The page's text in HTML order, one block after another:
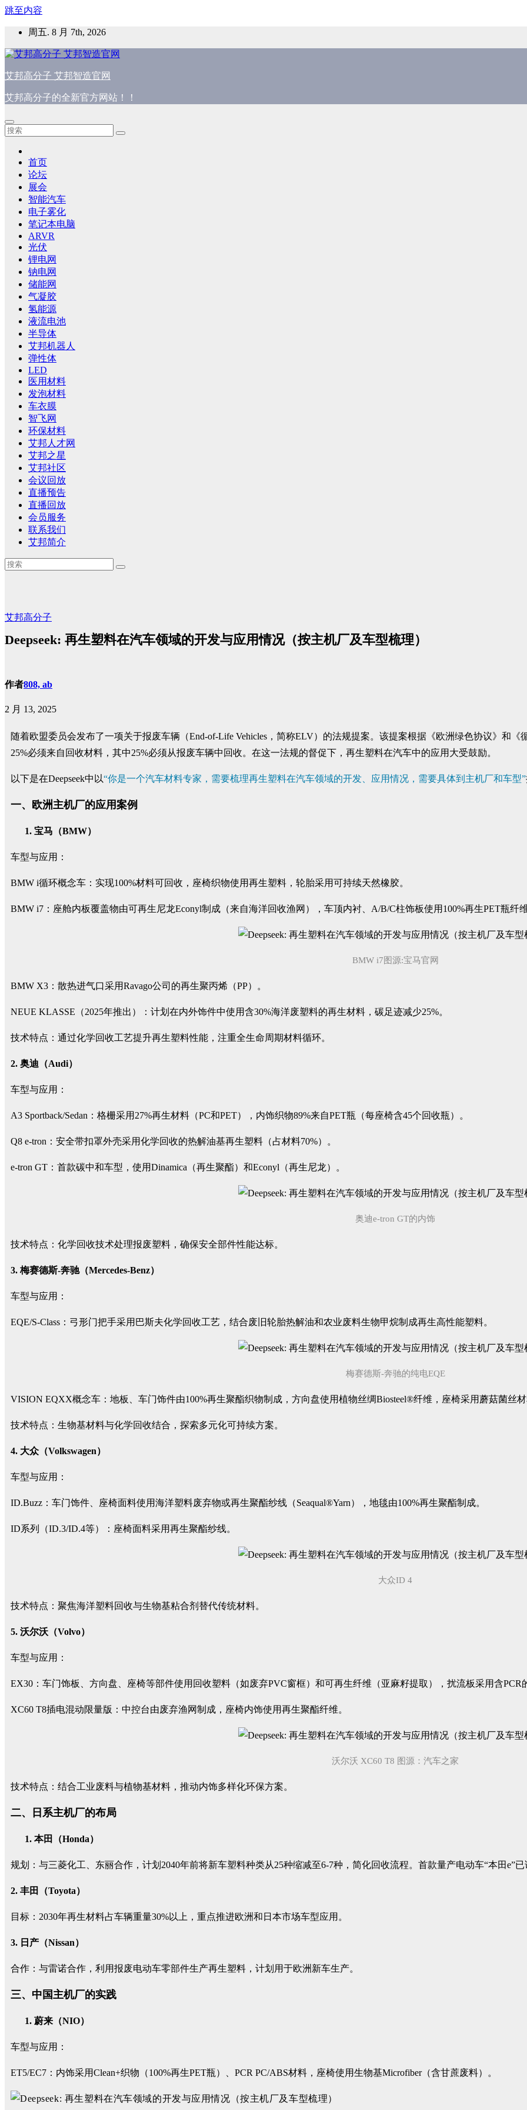
跳至内容
周五. 8 月 7th, 2026
艾邦高分子 艾邦智造官网
艾邦高分子的全新官方网站！！
首页
论坛
展会
智能汽车
电子雾化
笔记本电脑
ARVR
光伏
锂电网
钠电网
储能网
气凝胶
氢能源
液流电池
半导体
艾邦机器人
弹性体
LED
医用材料
发泡材料
车衣膜
智飞网
环保材料
艾邦人才网
艾邦之星
艾邦社区
会议回放
直播预告
直播回放
会员服务
联系我们
艾邦简介
艾邦高分子
Deepseek: 再生塑料在汽车领域的开发与应用情况（按主机厂及车型梳理）
作者808, ab
2 月 13, 2025
随着欧盟委员会发布了一项关于报废车辆（End-of-Life Vehicles，简称ELV）的法规提案。该提案根据《欧洲绿色协议》和
25%必须来自回收材料，其中25%必须从报废车辆中回收。在这一法规的督促下，再生塑料在汽车中的应用大受鼓励。
以下是在Deepseek中以“你是一个汽车材料专家，需要梳理再生塑料在汽车领域的开发、应用情况，需要具体到主机厂和车型”
一、欧洲主机厂的应用案例
宝马（BMW）
车型与应用：
BMW i循环概念车：实现100%材料可回收，座椅织物使用再生塑料，轮胎采用可持续天然橡胶。
BMW i7：座舱内板覆盖物由可再生尼龙Econyl制成（来自海洋回收渔网），车顶内衬、A/B/C柱饰板使用100%再生PET瓶纤
BMW i7图源:宝马官网
BMW X3：散热进气口采用Ravago公司的再生聚丙烯（PP）。
NEUE KLASSE（2025年推出）：计划在内外饰件中使用含30%海洋废塑料的再生材料，碳足迹减少25%。
技术特点：通过化学回收工艺提升再生塑料性能，注重全生命周期材料循环。
2. 奥迪（Audi）
车型与应用：
A3 Sportback/Sedan：格栅采用27%再生材料（PC和PET），内饰织物89%来自PET瓶（每座椅含45个回收瓶）。
Q8 e-tron：安全带扣罩外壳采用化学回收的热解油基再生塑料（占材料70%）。
e-tron GT：首款碳中和车型，使用Dinamica（再生聚酯）和Econyl（再生尼龙）。
奥迪e-tron GT的内饰
技术特点：化学回收技术处理报废塑料，确保安全部件性能达标。
3. 梅赛德斯-奔驰（Mercedes-Benz）
车型与应用：
EQE/S-Class：弓形门把手采用巴斯夫化学回收工艺，结合废旧轮胎热解油和农业废料生物甲烷制成再生高性能塑料。
梅赛德斯-奔驰的纯电EQE
VISION EQXX概念车：地板、车门饰件由100%再生聚酯织物制成，方向盘使用植物丝绸Biosteel®纤维，座椅采用蘑菇菌丝
技术特点：生物基材料与化学回收结合，探索多元化可持续方案。
4. 大众（Volkswagen）
车型与应用：
ID.Buzz：车门饰件、座椅面料使用海洋塑料废弃物或再生聚酯纱线（Seaqual®Yarn），地毯由100%再生聚酯制成。
ID系列（ID.3/ID.4等）：座椅面料采用再生聚酯纱线。
大众ID 4
技术特点：聚焦海洋塑料回收与生物基粘合剂替代传统材料。
5. 沃尔沃（Volvo）
车型与应用：
EX30：车门饰板、方向盘、座椅等部件使用回收塑料（如废弃PVC窗框）和可再生纤维（亚麻籽提取），扰流板采用含PCR
XC60 T8插电混动限量版：中控台由废弃渔网制成，座椅内饰使用再生聚酯纤维。
沃尔沃 XC60 T8 图源：汽车之家
技术特点：结合工业废料与植物基材料，推动内饰多样化环保方案。
二、日系主机厂的布局
本田（Honda）
规划：与三菱化工、东丽合作，计划2040年前将新车塑料种类从25种缩减至6-7种，简化回收流程。首款量产电动车“本田e”
2. 丰田（Toyota）
目标：2030年再生材料占车辆重量30%以上，重点推进欧洲和日本市场车型应用。
3. 日产（Nissan）
合作：与雷诺合作，利用报废电动车零部件生产再生塑料，计划用于欧洲新车生产。
三、中国主机厂的实践
蔚来（NIO）
车型与应用：
ET5/EC7：内饰采用Clean+织物（100%再生PET瓶）、PCR PC/ABS材料，座椅使用生物基Microfiber（含甘蔗废料）。